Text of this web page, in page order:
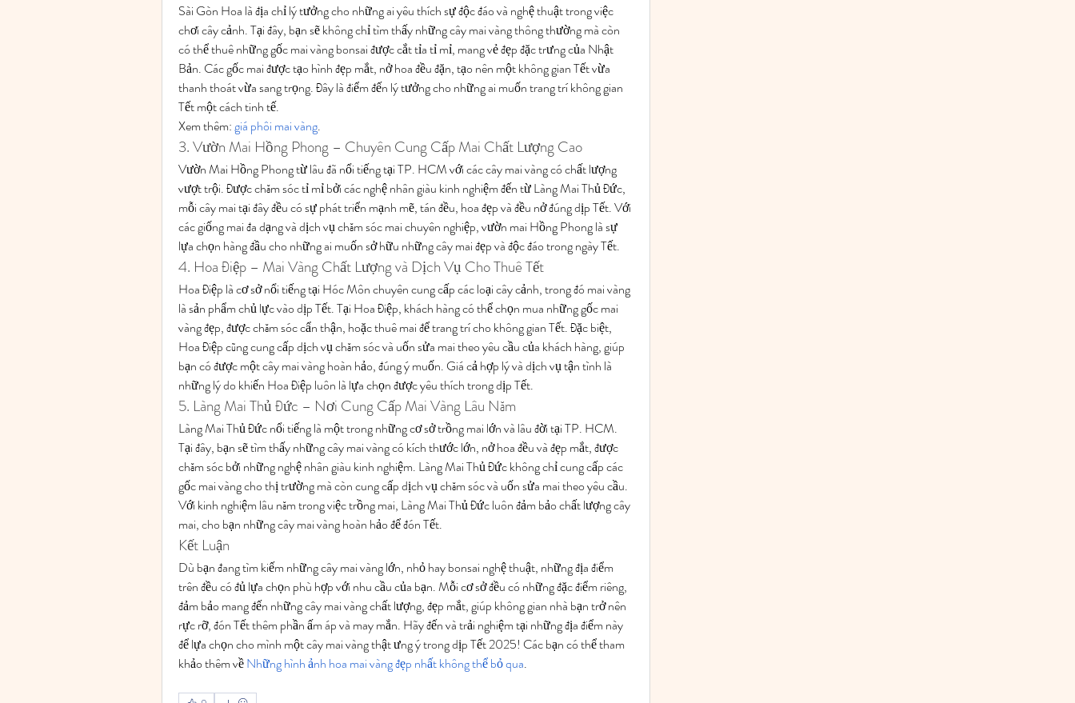
Sài Gòn Hoa là địa chỉ lý tưởng cho những ai yêu thích sự độc đáo và nghệ thuật trong việc
chơi cây cảnh. Tại đây, bạn sẽ không chỉ tìm thấy những cây mai vàng thông thường mà còn
có thể thuê những gốc mai vàng bonsai được cắt tỉa tỉ mỉ, mang vẻ đẹp đặc trưng của Nhật
Bản. Các gốc mai được tạo hình đẹp mắt, nở hoa đều đặn, tạo nên một không gian Tết vừa
thanh thoát vừa sang trọng. Đây là điểm đến lý tưởng cho những ai muốn trang trí không gian
Tết một cách tinh tế.
Xem thêm: giá phôi mai vàng.
3. Vườn Mai Hồng Phong – Chuyên Cung Cấp Mai Chất Lượng Cao
Vườn Mai Hồng Phong từ lâu đã nổi tiếng tại TP. HCM với các cây mai vàng có chất lượng
vượt trội. Được chăm sóc tỉ mỉ bởi các nghệ nhân giàu kinh nghiệm đến từ Làng Mai Thủ Đức,
mỗi cây mai tại đây đều có sự phát triển mạnh mẽ, tán đều, hoa đẹp và đều nở đúng dịp Tết. Với
các giống mai đa dạng và dịch vụ chăm sóc mai chuyên nghiệp, vườn mai Hồng Phong là sự
lựa chọn hàng đầu cho những ai muốn sở hữu những cây mai đẹp và độc đáo trong ngày Tết.
4. Hoa Điệp – Mai Vàng Chất Lượng và Dịch Vụ Cho Thuê Tết
Hoa Điệp là cơ sở nổi tiếng tại Hóc Môn chuyên cung cấp các loại cây cảnh, trong đó mai vàng
là sản phẩm chủ lực vào dịp Tết. Tại Hoa Điệp, khách hàng có thể chọn mua những gốc mai
vàng đẹp, được chăm sóc cẩn thận, hoặc thuê mai để trang trí cho không gian Tết. Đặc biệt,
Hoa Điệp cũng cung cấp dịch vụ chăm sóc và uốn sửa mai theo yêu cầu của khách hàng, giúp
bạn có được một cây mai vàng hoàn hảo, đúng ý muốn. Giá cả hợp lý và dịch vụ tận tình là
những lý do khiến Hoa Điệp luôn là lựa chọn được yêu thích trong dịp Tết.
5. Làng Mai Thủ Đức – Nơi Cung Cấp Mai Vàng Lâu Năm
Làng Mai Thủ Đức nổi tiếng là một trong những cơ sở trồng mai lớn và lâu đời tại TP. HCM.
Tại đây, bạn sẽ tìm thấy những cây mai vàng có kích thước lớn, nở hoa đều và đẹp mắt, được
chăm sóc bởi những nghệ nhân giàu kinh nghiệm. Làng Mai Thủ Đức không chỉ cung cấp các
gốc mai vàng cho thị trường mà còn cung cấp dịch vụ chăm sóc và uốn sửa mai theo yêu cầu.
Với kinh nghiệm lâu năm trong việc trồng mai, Làng Mai Thủ Đức luôn đảm bảo chất lượng cây
mai, cho bạn những cây mai vàng hoàn hảo để đón Tết.
Kết Luận
Dù bạn đang tìm kiếm những cây mai vàng lớn, nhỏ hay bonsai nghệ thuật, những địa điểm
trên đều có đủ lựa chọn phù hợp với nhu cầu của bạn. Mỗi cơ sở đều có những đặc điểm riêng,
đảm bảo mang đến những cây mai vàng chất lượng, đẹp mắt, giúp không gian nhà bạn trở nên
rực rỡ, đón Tết thêm phần ấm áp và may mắn. Hãy đến và trải nghiệm tại những địa điểm này
để lựa chọn cho mình một cây mai vàng thật ưng ý trong dịp Tết 2025! Các bạn có thể tham
khảo thêm về Những hình ảnh hoa mai vàng đẹp nhất không thể bỏ qua.